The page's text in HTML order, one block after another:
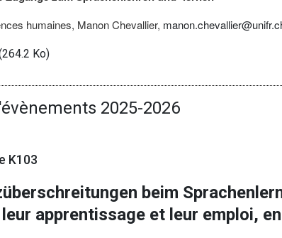
humaines, Manon Chevallier,
Ko)
2025-2026
K103
beim
apprentissage et leur emploi,